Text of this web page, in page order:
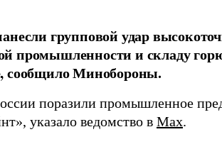
групповой удар
промышленности и складу
сообщило Минобороны.
поразили промышленное
указало ведомство в Max.